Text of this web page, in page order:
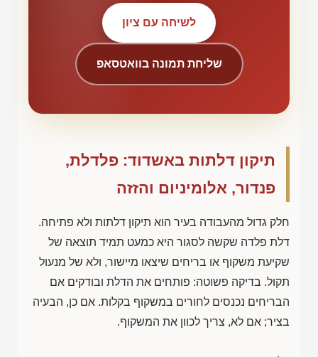
לשיחה עם ציון
שליחת תמונה בוואטסאפ
תיקון דלתות באשדוד: פלדלת,
פנדור, אלומיניום והזזה
חלק גדול מהעבודה בעיר הוא תיקון דלתות ולא פתיחה.
דלת פלדה שקשה לסגור היא כמעט תמיד תוצאה של
שקיעת משקוף או בריחים שיצאו מיישור, ולא של מנעול
תקול. בדיקה פשוטה: פותחים את הדלת ובודקים אם
הבריחים נכנסים לחורים במשקוף בקלות. אם כן, הבעיה
בציר; אם לא, צריך לכוון את המשקוף.